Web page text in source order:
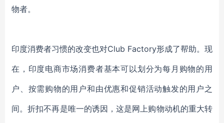
物者。
印度消费者习惯的改变也对Club Factory形成了帮助。现
在，印度电商市场消费者基本可以划分为每月购物的用
户、按需购物的用户和由优惠和促销活动触发的用户之
间。折扣不再是唯一的诱因，这是网上购物动机的重大转